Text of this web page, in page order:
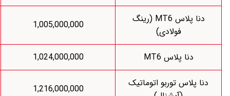
1,005,000,000
912,149,000
1,024,000,000
930,841,000
1,216,000,000
1,150,943,000